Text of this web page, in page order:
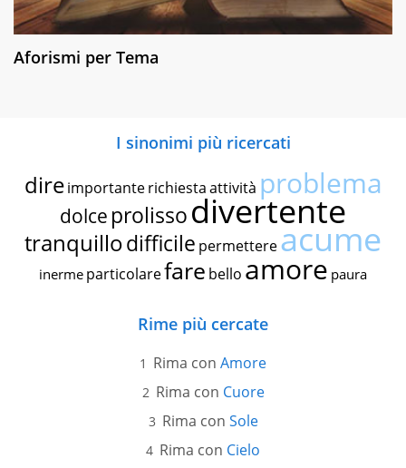
Aforismi per Tema
I sinonimi più ricercati
dire importante richiestaattività problema
dolce prolissodivertente
tranquillodifficile permettereacume
inerme particolarefare bello amore paura
Rime più cercate
Rima con Amore
Rima con Cuore
Rima con Sole
Rima con Cielo